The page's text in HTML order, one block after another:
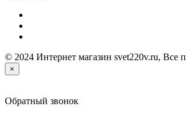
© 2024 Интернет магазин svet220v.ru, Все
×
Обратный звонок